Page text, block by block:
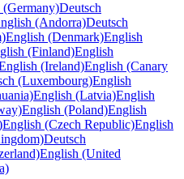
Deutsch
(Andorra)Deutsch
English (Denmark)English
(Finland)English
(Ireland)English (Canary
(Luxembourg)English
English (Latvia)English
English (Poland)English
English (Czech Republic)English
Deutsch
English (United